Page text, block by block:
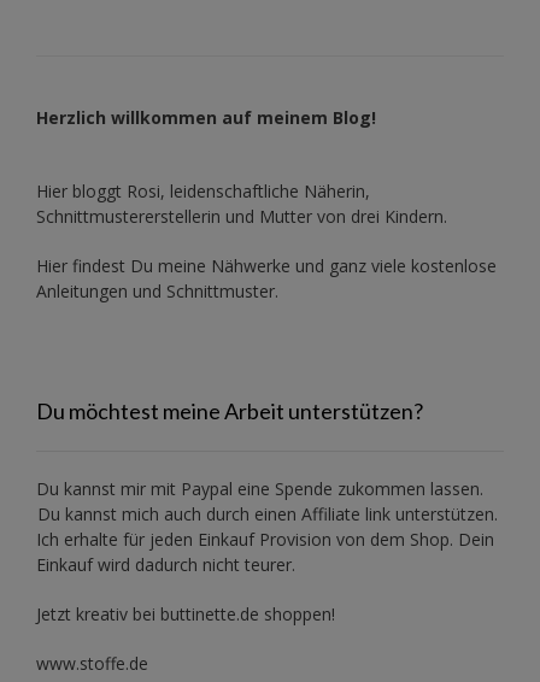
Herzlich willkommen auf meinem Blog!
Hier bloggt Rosi, leidenschaftliche Näherin,
Schnittmustererstellerin und Mutter von drei Kindern.
Hier findest Du meine Nähwerke und ganz viele kostenlose
Anleitungen und Schnittmuster.
Du möchtest meine Arbeit unterstützen?
Du kannst mir mit Paypal eine Spende zukommen lassen.
Du kannst mich auch durch einen Affiliate link unterstützen.
Ich erhalte für jeden Einkauf Provision von dem Shop. Dein
Einkauf wird dadurch nicht teurer.
Jetzt kreativ bei buttinette.de shoppen!
www.stoffe.de